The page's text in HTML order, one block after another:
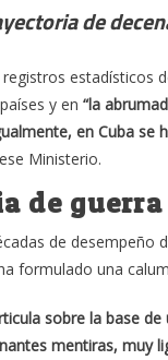
de
estadísticos
y en “la
en Cuba se
Ministerio.
de
de desempeño
formulado una
sobre la base
mentiras, muy